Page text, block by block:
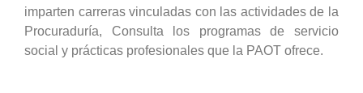
imparten carreras vinculadas con las actividades de la
Procuraduría, Consulta los programas de servicio
social y prácticas profesionales que la PAOT ofrece.